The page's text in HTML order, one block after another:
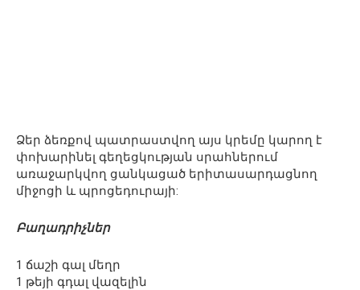
Ձեր ձեռքով պատրաստվող այս կրեմը կարող է
փոխարինել գեղեցկության սրահներում
առաջարկվող ցանկացած երիտասարդացնող
միջոցի և պրոցեդուրայի:
Բաղադրիչներ
1 ճաշի գալ մեղր
1 թեյի գդալ վազելին